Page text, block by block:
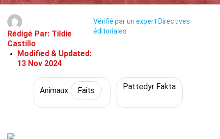
Rédigé Par: Tildie
Castillo
Modified & Updated:
13 Nov 2024
Vérifié par un expert Directives
éditoriales
Animaux Faits Pattedyr Fakta